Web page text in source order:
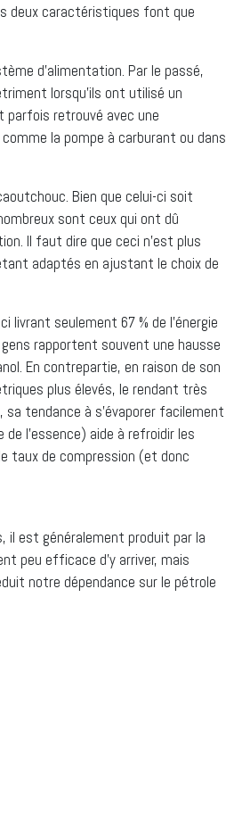
deux caractéristiques font que
d’alimentation. Par le passé,
lorsqu’ils ont utilisé un
parfois retrouvé avec une
la pompe à carburant ou dans
Bien que celui-ci soit
sont ceux qui ont dû
Il faut dire que ceci n’est plus
adaptés en ajustant le choix de
livrant seulement 67 % de l’énergie
rapportent souvent une hausse
En contrepartie, en raison de son
plus élevés, le rendant très
tendance à s’évaporer facilement
de l’essence) aide à refroidir les
taux de compression (et donc
il est généralement produit par la
peu efficace d’y arriver, mais
notre dépendance sur le pétrole